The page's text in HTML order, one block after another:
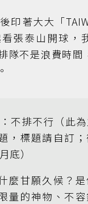
印著大大「
張泰山開球，
不是浪費時間
：不排不行（此為
，標題請自訂
底）
麼甘願久候？
量的神物、不